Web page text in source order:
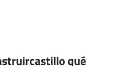
qué